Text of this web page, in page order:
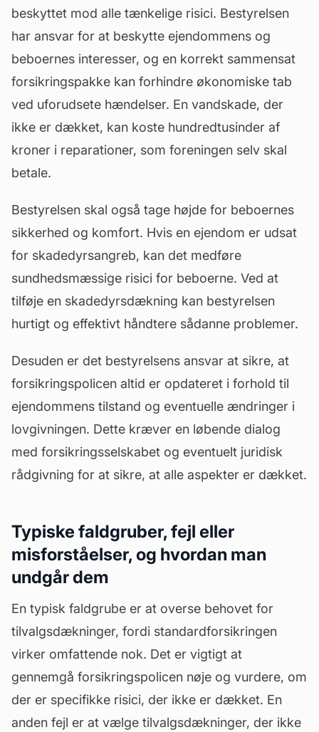
beskyttet mod alle tænkelige risici. Bestyrelsen
har ansvar for at beskytte ejendommens og
beboernes interesser, og en korrekt sammensat
forsikringspakke kan forhindre økonomiske tab
ved uforudsete hændelser. En vandskade, der
ikke er dækket, kan koste hundredtusinder af
kroner i reparationer, som foreningen selv skal
betale.
Bestyrelsen skal også tage højde for beboernes
sikkerhed og komfort. Hvis en ejendom er udsat
for skadedyrsangreb, kan det medføre
sundhedsmæssige risici for beboerne. Ved at
tilføje en skadedyrsdækning kan bestyrelsen
hurtigt og effektivt håndtere sådanne problemer.
Desuden er det bestyrelsens ansvar at sikre, at
forsikringspolicen altid er opdateret i forhold til
ejendommens tilstand og eventuelle ændringer i
lovgivningen. Dette kræver en løbende dialog
med forsikringsselskabet og eventuelt juridisk
rådgivning for at sikre, at alle aspekter er dækket.
Typiske faldgruber, fejl eller
misforståelser, og hvordan man
undgår dem
En typisk faldgrube er at overse behovet for
tilvalgsdækninger, fordi standardforsikringen
virker omfattende nok. Det er vigtigt at
gennemgå forsikringspolicen nøje og vurdere, om
der er specifikke risici, der ikke er dækket. En
anden fejl er at vælge tilvalgsdækninger, der ikke